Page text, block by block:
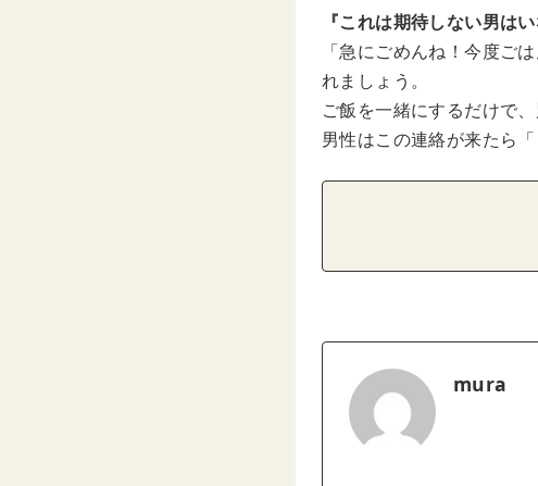
『これは期待しない男は
「急にごめんね！今度ご
れましょう。
ご飯を一緒にするだけで
男性はこの連絡が来たら
mura